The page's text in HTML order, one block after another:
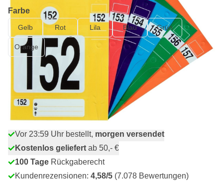
Farbe
Gelb Rot Lila Blau Grün
Orange
70, 78€ inkl. MwSt
In den Warenkorb
Vor 23:59 Uhr bestellt, morgen versendet
Kostenlos geliefert ab 50,- €
100 Tage Rückgaberecht
Kundenrezensionen: 4,58/5 (7.078 Bewertungen)